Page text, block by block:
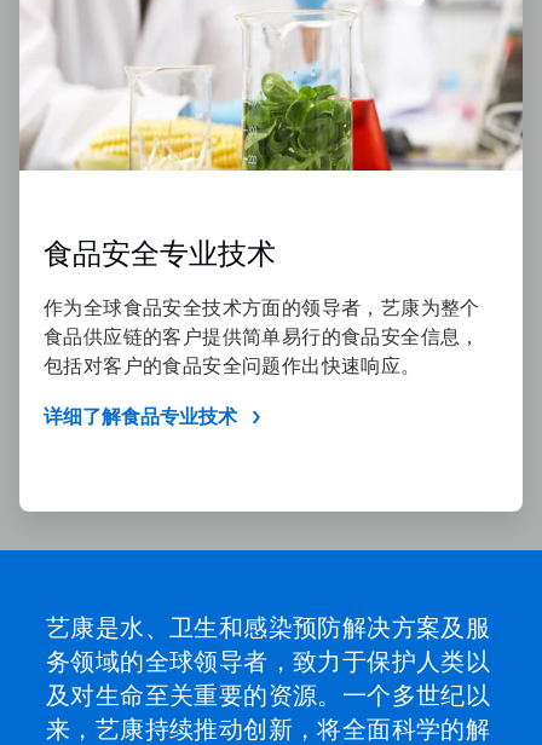
食品安全专业技术
作为全球食品安全技术方面的领导者，艺康为整个
食品供应链的客户提供简单易行的食品安全信息，
包括对客户的食品安全问题作出快速响应。
详细了解食品专业技术
艺康是水、卫生和感染预防解决方案及服
务领域的全球领导者，致力于保护人类以
及对生命至关重要的资源。一个多世纪以
来，艺康持续推动创新，将全面科学的解